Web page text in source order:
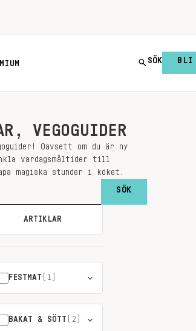
SÖK BLI
VEGOGUIDER
Oavsett om du är ny
vardagsmåltider till
magiska stunder i köket.
ARTIKLAR
FESTMAT (1)
BAKAT & SÖTT (2)